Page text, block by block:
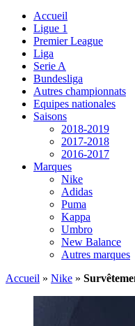
Accueil
Ligue 1
Premier League
Liga
Serie A
Bundesliga
Autres championnats
Equipes nationales
Saisons
2018-2019
2017-2018
2016-2017
Marques
Nike
Adidas
Puma
Kappa
Umbro
New Balance
Autres marques
Accueil » Nike »